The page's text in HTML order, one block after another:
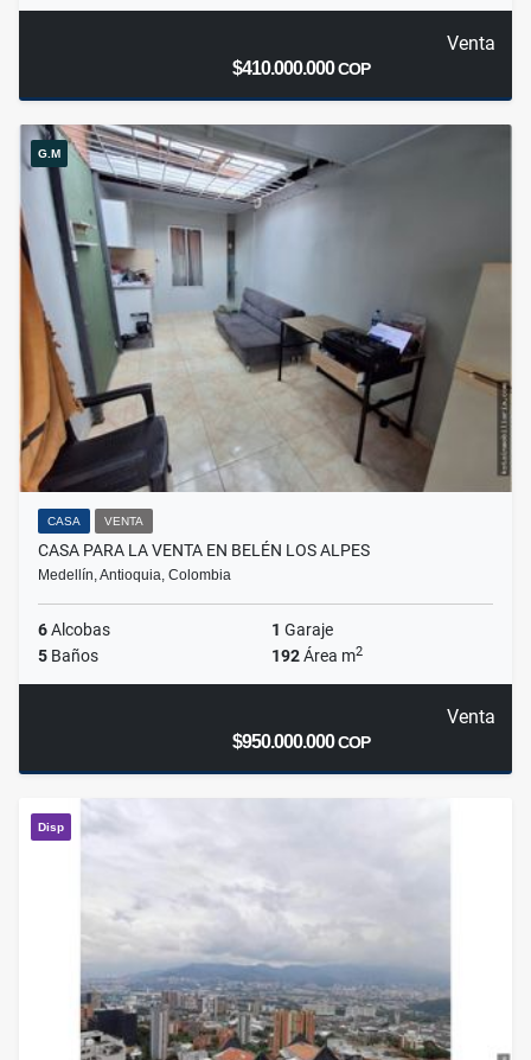
Venta
$410.000.000COP
G.M
CASA VENTA
CASA PARA LA VENTA EN BELÉN LOS ALPES
Medellín, Antioquia, Colombia
6Alcobas 1 Garaje
5 Baños 192Área m2
Venta
$950.000.000COP
Disp